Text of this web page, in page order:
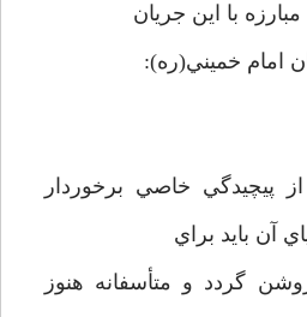
با اين جريان
امام خميني(ره):
از پيچيدگي خاصي برخوردار
آن بايد براي
گردد و متأسفانه هنوز